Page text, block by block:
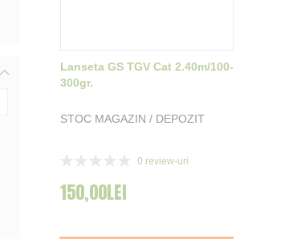
Lanseta GS TGV Cat 2.40m/100-
300gr.
STOC MAGAZIN / DEPOZIT
0 review-uri
150,00LEI